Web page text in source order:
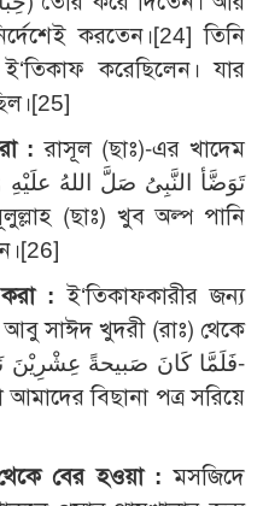
করতেন।[24] তিনি
করেছিলেন। যার
: রাসূল (ছাঃ)-এর খাদেম
করা :ই‘তিকাফকারীর জন্য
আবু সাঈদ খুদরী (রাঃ) থেকে
বিছানা পত্র সরিয়ে
বের হওয়া :মসজিদে